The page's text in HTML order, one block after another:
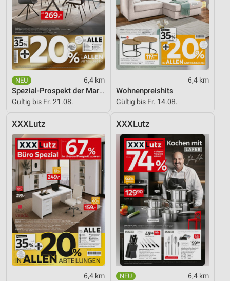
6,4 km
Spezial-Prospekt der Marken
Gültig bis Fr. 21.08.
6,4 km
Wohnenpreishits
Gültig bis Fr. 14.08.
XXXLutz
6,4 km
XXXLutz
6,4 km
IAB-Besonderheiten:
Verwendung genauer Standortdaten
Geräte anhand von aktiv angeforderten
Informationen identifizieren
Notwendig
Werbung